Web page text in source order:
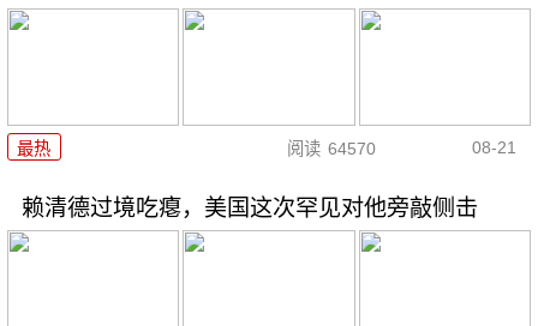
最热 阅读 64570 08-21
赖清德过境吃瘪，美国这次罕见对他旁敲侧击